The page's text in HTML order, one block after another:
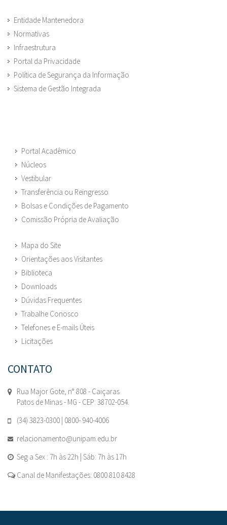
Entidade Mantenedora
Normativas
Infraestrutura
Portal da Privacidade
Política de Segurança da Informação
Sistema de Gestão Integrada
Portal Acadêmico
Núcleos
Vestibular
Transferência ou Reingresso
Bolsas e Condições de Pagamento
Comissão Própria de Avaliação
Mapa do Site
Orientações aos Visitantes
Biblioteca
Downloads
Dúvidas Frequentes
Trabalhe Conosco
Telefones e E-mails Úteis
Licitações
CONTATO
Rua Major Gote, n° 808 - Caiçaras
Patos de Minas - MG - CEP: 38702-054.
(34) 3823-0300 | 0800- 940-4006
relacionamento@unipam.edu.br
Seg a Sex : 7h às 22h | Sáb: 7h às 17h
Canal de Manifestações: 0800 810 8428